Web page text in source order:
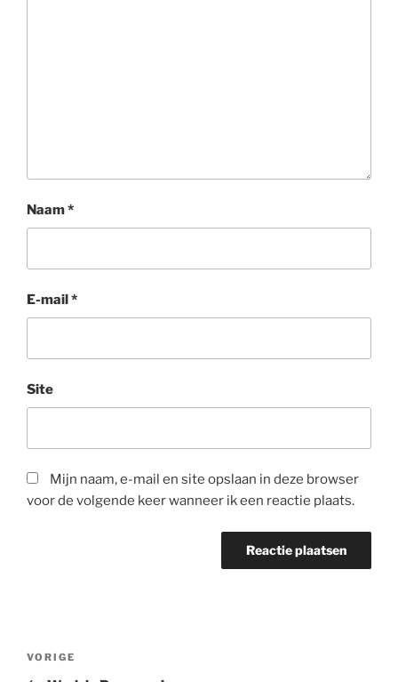
Naam*
E-mail*
Site
Mijn naam, e-mail en site opslaan in deze browser
voor de volgende keer wanneer ik een reactie plaats.
VORIGE